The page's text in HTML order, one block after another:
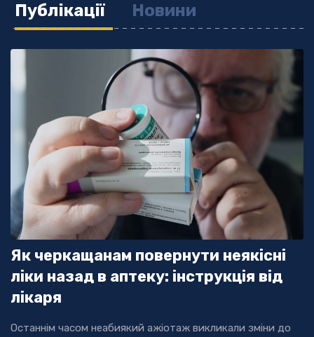
Публікації Новини
Як черкащанам повернути неякісні
ліки назад в аптеку: інструкція від
лікаря
Останнім часом неабиякий ажіотаж викликали зміни до